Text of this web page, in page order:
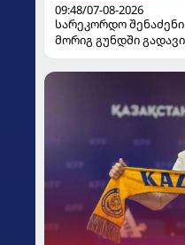
09:48/07-08-2026
სარეკორდო
მორიგ გუნდში